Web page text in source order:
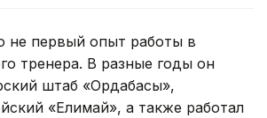
не первый опыт работы в
тренера. В разные годы он
штаб «Ордабасы»,
«Елимай», а также работал